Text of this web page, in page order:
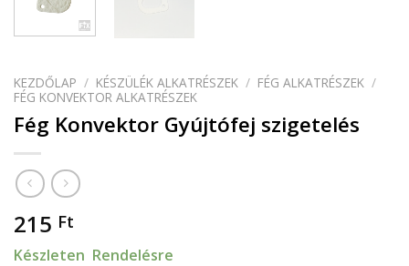
KEZDŐLAP / KÉSZÜLÉK ALKATRÉSZEK / FÉG ALKATRÉSZEK /
FÉG KONVEKTOR ALKATRÉSZEK
Fég Konvektor Gyújtófej szigetelés
215 Ft
Készleten Rendelésre